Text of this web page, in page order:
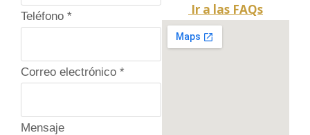
Teléfono *
Correo electrónico *
Mensaje
Ir a las FAQs